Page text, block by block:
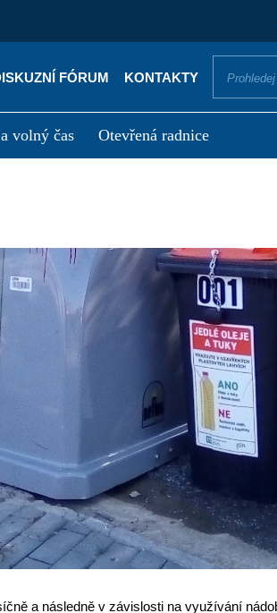
FÓRUM KONTAKTY
volný čas Otevřená radnice
a následně v závislosti na využívání